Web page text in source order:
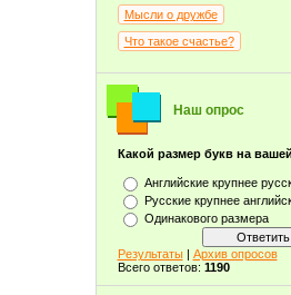
Мысли о дружбе
Что такое счастье?
Наш опрос
Какой размер букв на
Английские крупнее
Русские крупнее
Одинакового размера
Результаты| Архив опросов
Всего ответов: 1190